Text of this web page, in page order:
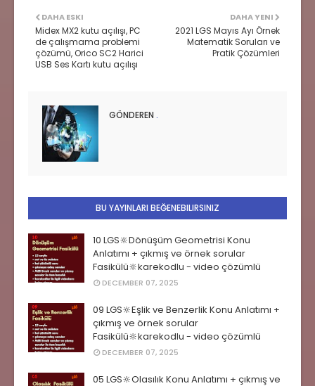
DAHA YENI
2021 LGS Mayıs Ayı Örnek
Matematik Soruları ve
Pratik Çözümleri
DAHA ESKI
Midex MX2 kutu açılışı, PC
de çalışmama problemi
çözümü, Orico SC2 Harici
USB Ses Kartı kutu açılışı
GÖNDEREN .
BU YAYINLARI BEĞENEBILIRSINIZ
10 LGS🔆Dönüşüm Geometrisi Konu
Anlatımı + çıkmış ve örnek sorular
Fasikülü🔆karekodlu - video çözümlü
DECEMBER 07, 2025
09 LGS🔆Eşlik ve Benzerlik Konu Anlatımı +
çıkmış ve örnek sorular
Fasikülü🔆karekodlu - video çözümlü
DECEMBER 07, 2025
05 LGS🔆Olasılık Konu Anlatımı + çıkmış ve